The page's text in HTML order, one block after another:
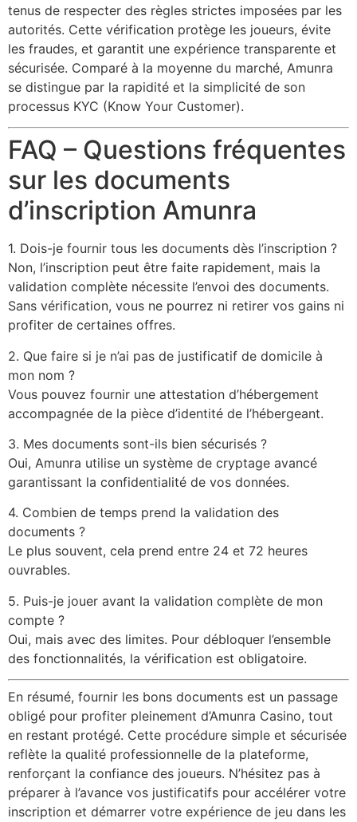
tenus de respecter des règles strictes imposées par les
autorités. Cette vérification protège les joueurs, évite
les fraudes, et garantit une expérience transparente et
sécurisée. Comparé à la moyenne du marché, Amunra
se distingue par la rapidité et la simplicité de son
processus KYC (Know Your Customer).
FAQ – Questions fréquentes
sur les documents
d’inscription Amunra
1. Dois-je fournir tous les documents dès l’inscription ?
Non, l’inscription peut être faite rapidement, mais la
validation complète nécessite l’envoi des documents.
Sans vérification, vous ne pourrez ni retirer vos gains ni
profiter de certaines offres.
2. Que faire si je n’ai pas de justificatif de domicile à
mon nom ?
Vous pouvez fournir une attestation d’hébergement
accompagnée de la pièce d’identité de l’hébergeant.
3. Mes documents sont-ils bien sécurisés ?
Oui, Amunra utilise un système de cryptage avancé
garantissant la confidentialité de vos données.
4. Combien de temps prend la validation des
documents ?
Le plus souvent, cela prend entre 24 et 72 heures
ouvrables.
5. Puis-je jouer avant la validation complète de mon
compte ?
Oui, mais avec des limites. Pour débloquer l’ensemble
des fonctionnalités, la vérification est obligatoire.
En résumé, fournir les bons documents est un passage
obligé pour profiter pleinement d’Amunra Casino, tout
en restant protégé. Cette procédure simple et sécurisée
reflète la qualité professionnelle de la plateforme,
renforçant la confiance des joueurs. N’hésitez pas à
préparer à l’avance vos justificatifs pour accélérer votre
inscription et démarrer votre expérience de jeu dans les